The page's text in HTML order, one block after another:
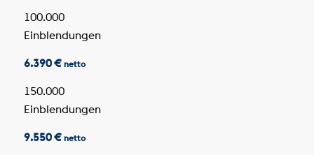
100.000
Einblendungen
6.390 € netto
150.000
Einblendungen
9.550 € netto